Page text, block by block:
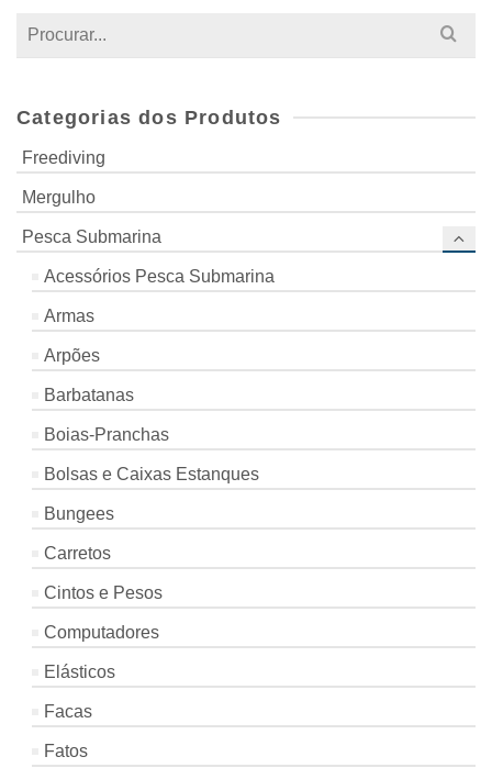
Search
Categorias dos Produtos
Freediving
Mergulho
Pesca Submarina
Acessórios Pesca Submarina
Armas
Arpões
Barbatanas
Boias-Pranchas
Bolsas e Caixas Estanques
Bungees
Carretos
Cintos e Pesos
Computadores
Elásticos
Facas
Fatos